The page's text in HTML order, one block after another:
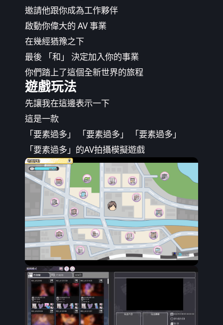
邀請他跟你成為工作夥伴
啟動你偉大的 AV 事業
在幾經猶豫之下
最後 「和」 決定加入你的事業
你們踏上了這個全新世界的旅程
遊戲玩法
先讓我在這邊表示一下
這是一款
「要素過多」 「要素過多」 「要素過多」
「要素過多」的AV拍攝模擬遊戲